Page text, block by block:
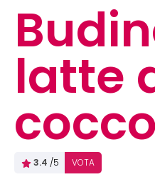
latte
cocco
3.4 /5 VOTA